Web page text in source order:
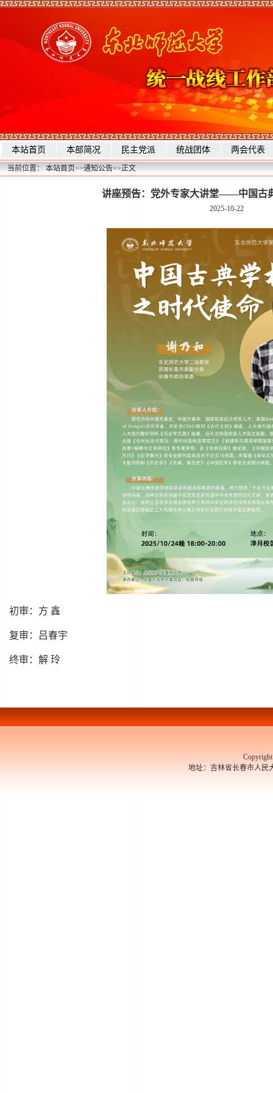
本站首页 本部简况 民主党派 统战团体 两会代表
当前位置：本站首页>>通知公告>>正文
讲座预告：党外专家大讲堂——中国古
2025-10-22
初审：方 鑫
复审：吕春宇
终审：解 玲
Copyright 东
地址：吉林省长春市人民